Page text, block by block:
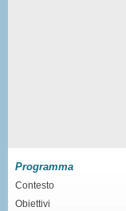
Programma
Contesto
Obiettivi